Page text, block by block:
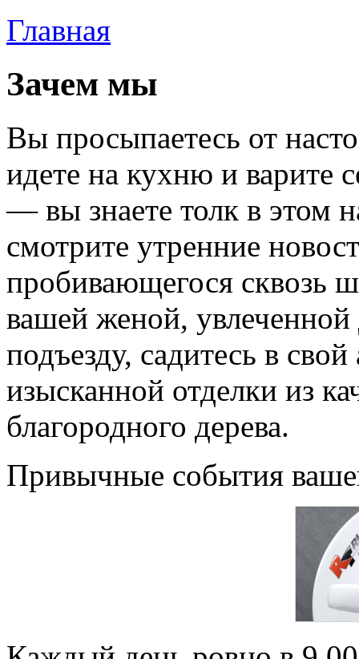
Главная
Зачем мы
Вы просыпаетесь от
идете на кухню и варите
— вы знаете толк в этом
смотрите утренние
пробивающегося сквозь
вашей женой,
подъезду, садитесь в
изысканной отделки из
благородного дерева.
Привычные события